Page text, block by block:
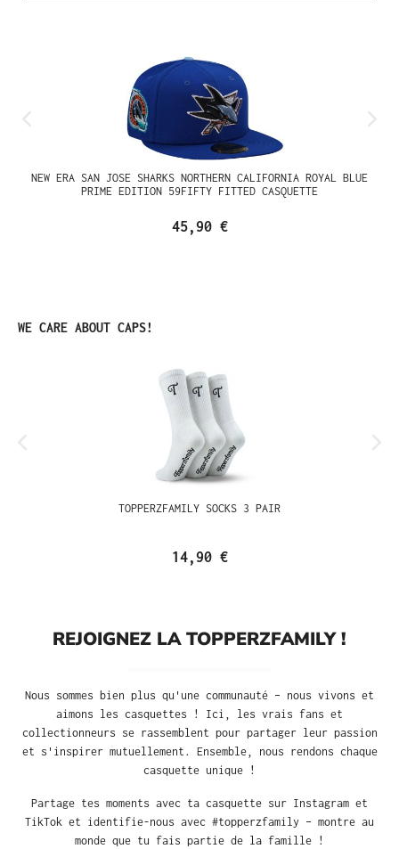
NEW ERA SAN JOSE SHARKS NORTHERN CALIFORNIA ROYAL BLUE
PRIME EDITION 59FIFTY FITTED CASQUETTE
45,90 €
Ignorer la galerie de produits
WE CARE ABOUT CAPS!
TOPPERZFAMILY SOCKS 3 PAIR
14,90 €
REJOIGNEZ LA TOPPERZFAMILY !
Nous sommes bien plus qu'une communauté – nous vivons et
aimons les casquettes ! Ici, les vrais fans et
collectionneurs se rassemblent pour partager leur passion
et s'inspirer mutuellement. Ensemble, nous rendons chaque
casquette unique !
Partage tes moments avec ta casquette sur Instagram et
TikTok et identifie-nous avec #topperzfamily – montre au
monde que tu fais partie de la famille !